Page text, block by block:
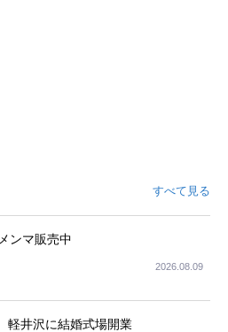
すべて見る
ンマ販売中
2026.08.09
軽井沢に結婚式場開業